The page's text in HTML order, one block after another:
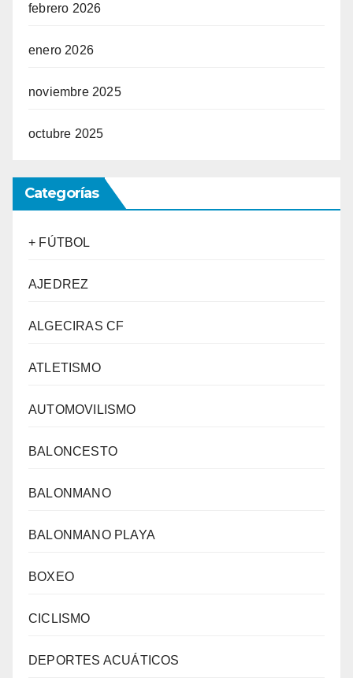
febrero 2026
enero 2026
noviembre 2025
octubre 2025
Categorías
+ FÚTBOL
AJEDREZ
ALGECIRAS CF
ATLETISMO
AUTOMOVILISMO
BALONCESTO
BALONMANO
BALONMANO PLAYA
BOXEO
CICLISMO
DEPORTES ACUÁTICOS